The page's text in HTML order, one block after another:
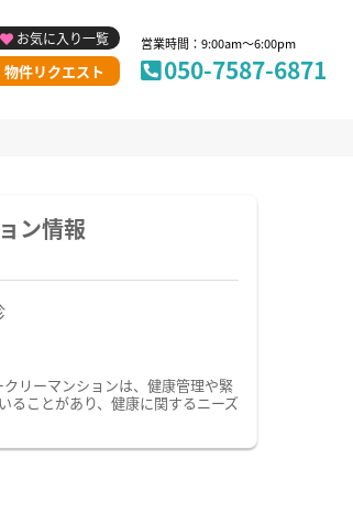
お気に入り一覧
物件リクエスト
営業時間：9:00am～6:00pm
050-7587-6871
ン情報
リーマンションは、健康管理や緊
ることがあり、健康に関するニーズ